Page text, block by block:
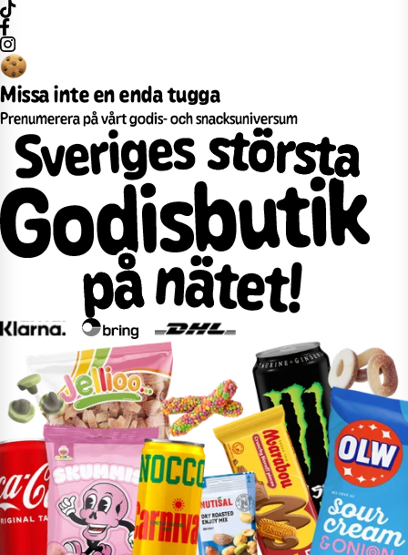
Missa inte en enda tugga
Prenumerera på vårt godis- och snacksuniversum